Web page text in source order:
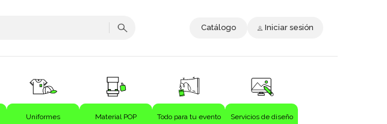
Catálogo Iniciar sesión
Uniformes Material POP Todo para tu evento Servicios de diseño